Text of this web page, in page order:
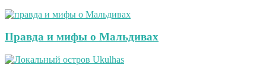
Правда и мифы о Мальдивах